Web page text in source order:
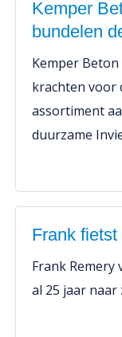
Kemper
bundelen
Kemper
krachten voor
assortiment
duurzame
Frank
Frank
al 25 jaar naar